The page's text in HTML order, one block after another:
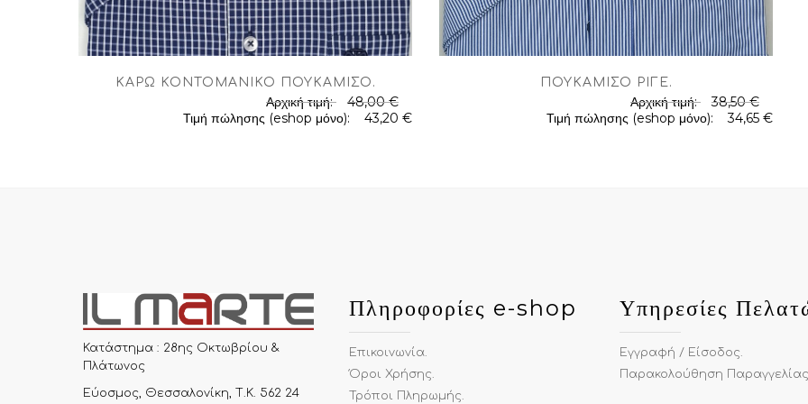
ΚΑΡΏ ΚΟΝΤΟΜΆΝΙΚΟ ΠΟΥΚΆΜΙΣΟ .
Αρχική τιμή:
48,00 €
Τιμή πώλησης (eshop μόνο):
43,20 €
ΠΟΥΚΆΜΙΣΟ ΡΙΓΈ.
Αρχική τιμή:
38,50 €
Τιμή πώλησης (eshop μόνο):
34,65 €
Κατάστημα : 28ης Οκτωβρίου &
Πλάτωνος
Εύοσμος, Θεσσαλονίκη, Τ.Κ. 562 24
Πληροφορίες e-shop
Επικοινωνία.
Όροι Χρήσης.
Τρόποι Πληρωμής.
Υπηρεσίες
Εγγραφή / Είσοδος.
Παρακολούθηση Παραγγελίας